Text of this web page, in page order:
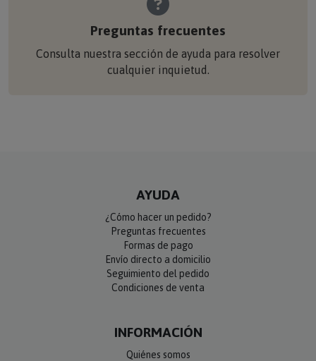
Preguntas frecuentes
Consulta nuestra sección de ayuda para resolver
cualquier inquietud.
AYUDA
¿Cómo hacer un pedido?
Preguntas frecuentes
Formas de pago
Envío directo a domicilio
Seguimiento del pedido
Condiciones de venta
INFORMACIÓN
Quiénes somos